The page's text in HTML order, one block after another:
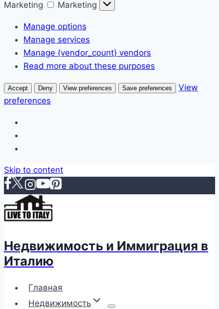
Marketing
Marketing
Manage options
Manage services
Manage {vendor_count} vendors
Read more about these purposes
Accept Deny View preferences Save preferences
View
preferences
Skip to content
Недвижимость и Иммиграция в
Италию
Главная
Недвижимость